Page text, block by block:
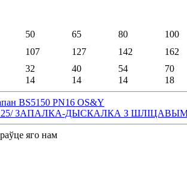
50 65 80 100
107 127 142 162
32 40 54 70
14 14 14 18
BS5150 PN16 OS&Y
125/ ЗАПАЛКА-ДЫСКАЛКА З
яго нам